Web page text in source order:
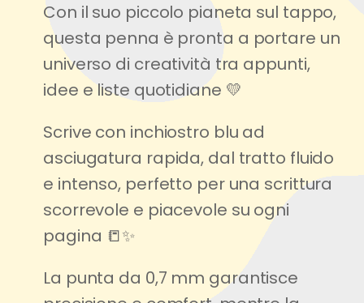
Con il suo piccolo pianeta sul tappo,
questa penna è pronta a portare un
universo di creatività tra appunti,
idee e liste quotidiane 💛
Scrive con inchiostro blu ad
asciugatura rapida, dal tratto fluido
e intenso, perfetto per una scrittura
scorrevole e piacevole su ogni
pagina 📒✨
La punta da 0,7 mm garantisce